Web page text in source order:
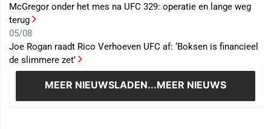
McGregor onder het mes na UFC 329: operatie en lange weg
terug
05/08
Joe Rogan raadt Rico Verhoeven UFC af: ‘Boksen is financieel
de slimmere zet’
MEER NIEUWSLADEN...MEER NIEUWS